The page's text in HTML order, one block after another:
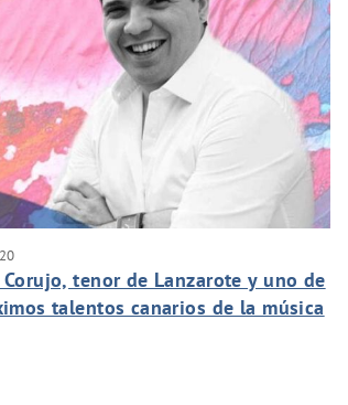
Corujo, tenor de Lanzarote y uno de
talentos canarios de la música